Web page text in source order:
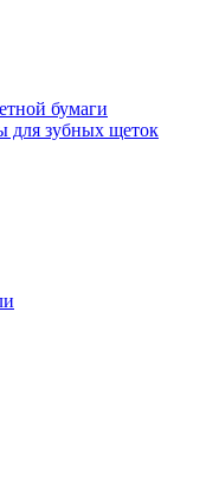
бумаги
для зубных щеток